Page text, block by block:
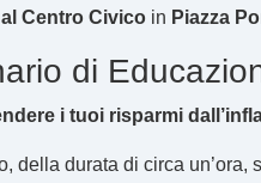
Centro Civico in Piazza
di
i tuoi risparmi
della durata di circa